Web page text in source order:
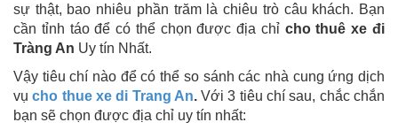
sự thật, bao nhiêu phần trăm là chiêu trò câu khách. Bạn
cần tỉnh táo để có thể chọn được địa chỉ cho thuê xe đi
Tràng An Uy tín Nhất.
Vậy tiêu chí nào để có thể so sánh các nhà cung ứng dịch
vụcho thue xe di Trang An.Với 3 tiêu chí sau, chắc chắn
bạn sẽ chọn được địa chỉ uy tín nhất: